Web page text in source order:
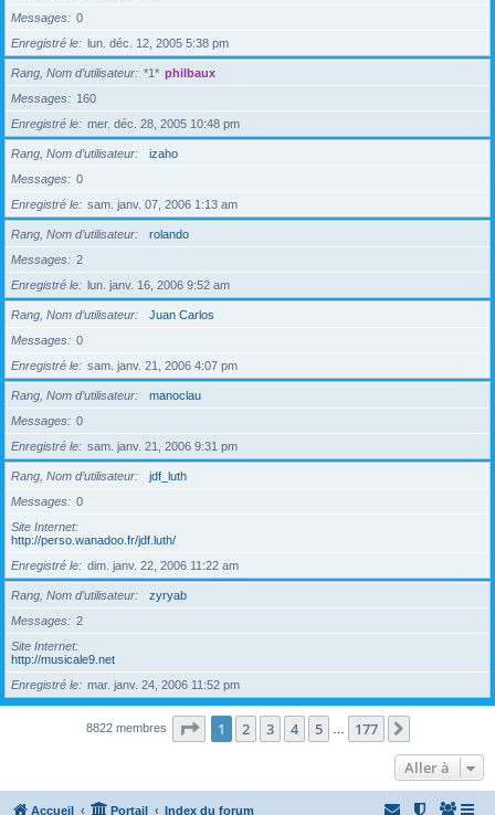
Messages
0
Enregistré le
lun. déc. 12, 2005 5:38 pm
Rang, Nom d’utilisateur *1* philbaux
Messages
160
Enregistré le
mer. déc. 28, 2005 10:48 pm
Rang, Nom d’utilisateur
izaho
Messages
0
Enregistré le
sam. janv. 07, 2006 1:13 am
Rang, Nom d’utilisateur
rolando
Messages
2
Enregistré le
lun. janv. 16, 2006 9:52 am
Rang, Nom d’utilisateur
Juan Carlos
Messages
0
Enregistré le
sam. janv. 21, 2006 4:07 pm
Rang, Nom d’utilisateur
manoclau
Messages
0
Enregistré le
sam. janv. 21, 2006 9:31 pm
Rang, Nom d’utilisateur
jdf_luth
Messages
0
Site Internet
http://perso.wanadoo.fr/jdf.luth/
Enregistré le
dim. janv. 22, 2006 11:22 am
Rang, Nom d’utilisateur
zyryab
Messages
2
Site Internet
http://musicale9.net
Enregistré le
mar. janv. 24, 2006 11:52 pm
8822 membres Page 1sur177
1 2 3 4 5 177
Aller à
Accueil Portail Index du forum